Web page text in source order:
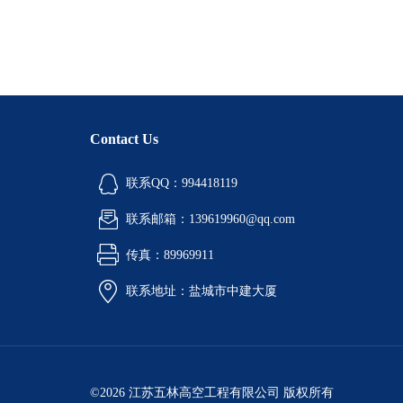
Contact Us
联系QQ：994418119
联系邮箱：139619960@qq.com
传真：89969911
联系地址：盐城市中建大厦
©2026 江苏五林高空工程有限公司 版权所有